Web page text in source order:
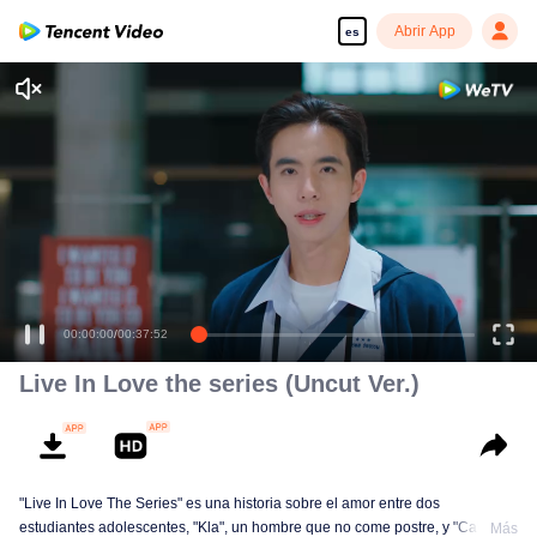
es Abrir App
Disfruta de series en alta definición y sin interrupciones
00:00:00/00:37:52
Live In Love the series (Uncut Ver.)
"Live In Love The Series" es una historia sobre el amor entre dos
estudiantes adolescentes, "Kla", un hombre que no come postre, y "Cake",Más